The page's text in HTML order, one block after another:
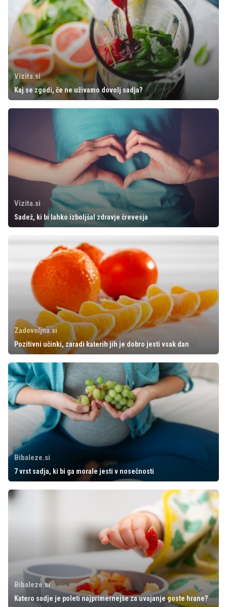
Vizita.si
Kaj se zgodi, če ne uživamo dovolj sadja?
Vizita.si
Sadež, ki bi lahko izboljšal zdravje črevesja
Zadovoljna.si
Pozitivni učinki, zaradi katerih jih je dobro jesti vsak dan
Bibaleze.si
7 vrst sadja, ki bi ga morale jesti v nosečnosti
Bibaleze.si
Katero sadje je poleti najprimernejše za uvajanje goste hrane?